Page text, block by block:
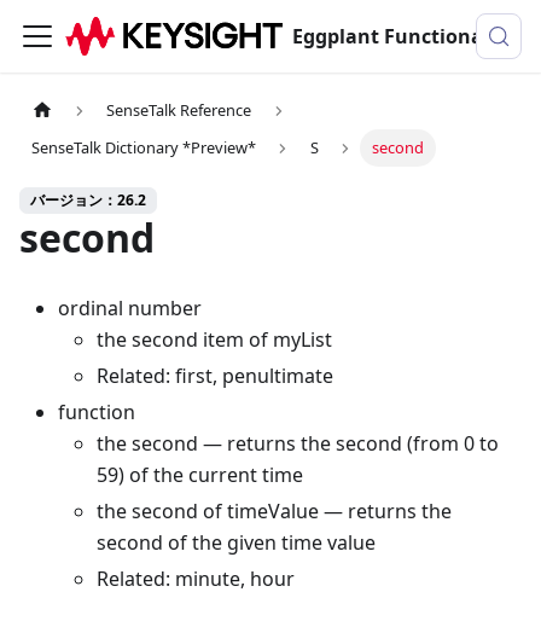
Eggplant Functionalのドキュメンテーション
SenseTalk Reference
SenseTalk Dictionary *Preview*
S second
バージョン：26.2
second
ordinal number
the second item of myList
Related: first, penultimate
function
the second — returns the second (from 0 to
59) of the current time
the second of timeValue — returns the
second of the given time value
Related: minute, hour